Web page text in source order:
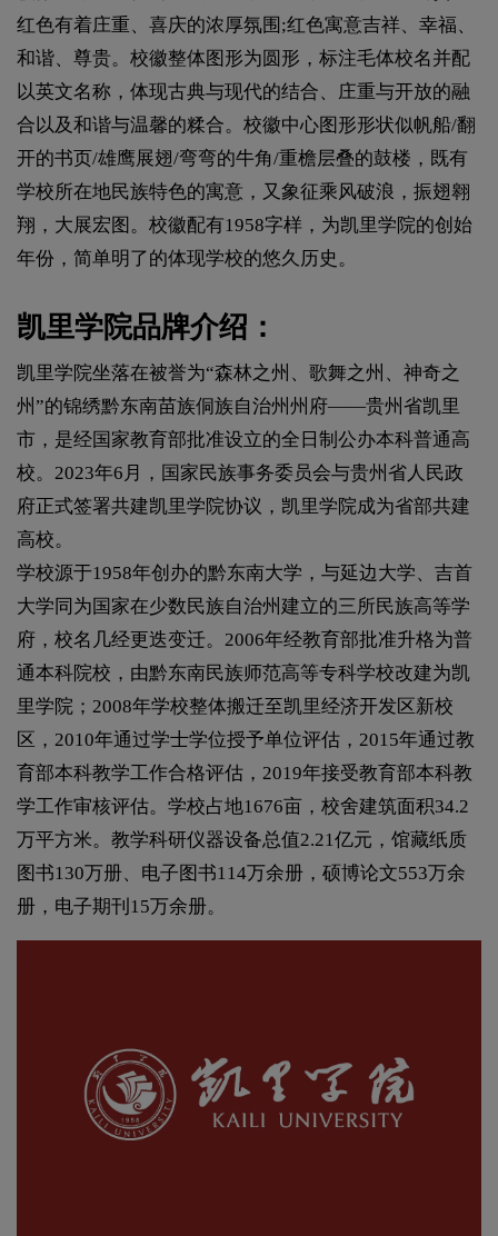
红色有着庄重、喜庆的浓厚氛围;红色寓意吉祥、幸福、
和谐、尊贵。校徽整体图形为圆形，标注毛体校名并配
以英文名称，体现古典与现代的结合、庄重与开放的融
合以及和谐与温馨的糅合。校徽中心图形形状似帆船/翻
开的书页/雄鹰展翅/弯弯的牛角/重檐层叠的鼓楼，既有
学校所在地民族特色的寓意，又象征乘风破浪，振翅翱
翔，大展宏图。校徽配有1958字样，为凯里学院的创始
年份，简单明了的体现学校的悠久历史。
凯里学院品牌介绍：
凯里学院坐落在被誉为“森林之州、歌舞之州、神奇之
州”的锦绣黔东南苗族侗族自治州州府——贵州省凯里
市，是经国家教育部批准设立的全日制公办本科普通高
校。2023年6月，国家民族事务委员会与贵州省人民政
府正式签署共建凯里学院协议，凯里学院成为省部共建
高校。
学校源于1958年创办的黔东南大学，与延边大学、吉首
大学同为国家在少数民族自治州建立的三所民族高等学
府，校名几经更迭变迁。2006年经教育部批准升格为普
通本科院校，由黔东南民族师范高等专科学校改建为凯
里学院；2008年学校整体搬迁至凯里经济开发区新校
区，2010年通过学士学位授予单位评估，2015年通过教
育部本科教学工作合格评估，2019年接受教育部本科教
学工作审核评估。学校占地1676亩，校舍建筑面积34.2
万平方米。教学科研仪器设备总值2.21亿元，馆藏纸质
图书130万册、电子图书114万余册，硕博论文553万余
册，电子期刊15万余册。